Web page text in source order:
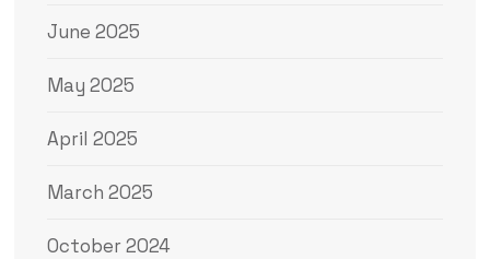
June 2025
May 2025
April 2025
March 2025
October 2024